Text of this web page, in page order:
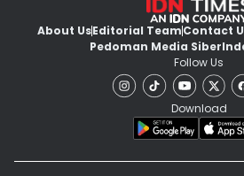
About UsEditorial TeamContact
Pedoman Media Siber
Follow Us
Download